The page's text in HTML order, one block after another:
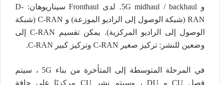
و 5G midhaul / backhaul. لدى Fronthaul سيناريوهان: D-
RAN (شبكة الوصول إلى الراديو الموزعة) و C-RAN (شبكة
الوصول إلى الراديو المركزية). يمكن تقسيم C-RAN إلى
وضعين للنشر: تركيز صغير C-RAN وتركيز كبير C-RAN.
في المرحلة المتوسطة إلى المتأخرة من بناء 5G ، سيتم
فصل CU و DU ، وسيتم نشر CU مركزيًا على حافة